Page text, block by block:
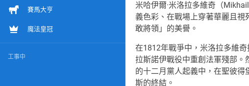
賽馬大亨
魔法皇冠
工事中
米哈伊爾·米洛拉多維奇（
義色彩、在戰場上穿著華麗且
敢將領」的美譽。
在1812年戰爭中，米洛拉多維
拉斯諾伊戰役中重創法軍殘部
的十二月黨人起義中，在聖彼
斯的終結。